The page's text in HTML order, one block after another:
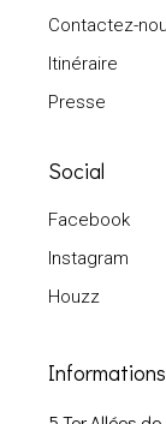
Contactez-
Itinéraire
Presse
Social
Facebook
Instagram
Houzz
Informations